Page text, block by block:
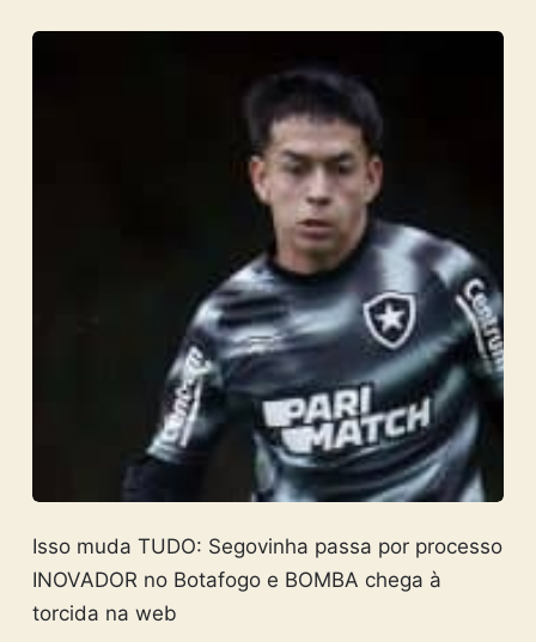
Isso muda TUDO: Segovinha passa por processo
INOVADOR no Botafogo e BOMBA chega à
torcida na web